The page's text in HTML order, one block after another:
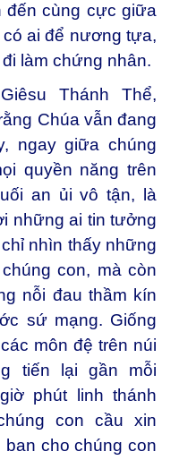
đến cùng cực giữa
ai để nương tựa,
làm chứng nhân.
Thánh Thể,
Chúa vẫn đang
ngay giữa chúng
quyền năng trên
an ủi vô tận, là
những ai tin tưởng
nhìn thấy những
con, mà còn
nỗi đau thầm kín
sứ mạng. Giống
môn đệ trên núi
tiến lại gần mỗi
phút linh thánh
con cầu xin
cho chúng con